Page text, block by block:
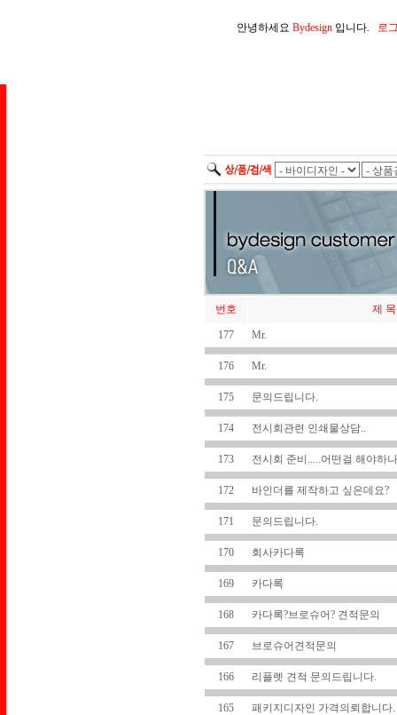
안녕하세요 Bydesign 입니다. 로
번호 제 목
177 Mr.
176 Mr.
175 문의드립니다.
174 전시회관련 인쇄물상담..
173 전시회 준비.....어떤걸 해야하
172 바인더를 제작하고 싶은데요?
171 문의드립니다.
170 회사카다록
169 카다록
168 카다록?브로슈어? 견적문의
167 브로슈어견적문의
166 리플렛 견적 문의드립니다.
165 패키지디자인 가격의뢰합니다.